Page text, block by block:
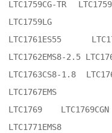
LTC1759CG-TR
LTC1759LG
LTC1761ES55
LTC1762EMS8-2.5
LTC1763CS8-1.8
LTC1767EMS
LTC1769
LTC1771EMS8